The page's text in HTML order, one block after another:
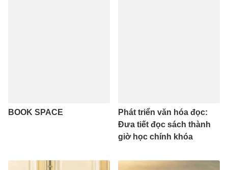
BOOK SPACE
Phát triển văn hóa đọc:
Đưa tiết đọc sách thành
giờ học chính khóa